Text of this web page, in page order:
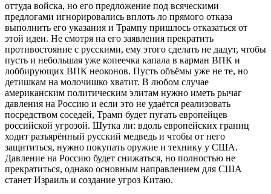
оттуда войска, но его предложение под всяческими
предлогами игнорировались вплоть ло прямого отказа
выполнить его указания и Трампу пришлось отказаться от
этой идеи. Не смотря на его заявления прекратить
противостояние с русскими, ему этого сделать не дадут, чтобы
пусть и небольшая уже копеечка капала в карман ВПК и
лоббирующих ВПК неоконов. Пусть объёмы уже не те, но
детишкам на молочишко хватит. В любом случае
американским политическим элитам нужно иметь рычаг
давления на Россию и если это не удаётся реализовать
посредством соседей, Трамп будет пугать европейцев
российской угрозой. Шутка ли: вдоль европейских границ
ходит разъярённый русский медведь и чтобы от него
защититься, нужно покупать оружие и технику у США.
Давление на Россию будет снижаться, но полностью не
прекратиться, однако основным направлением для США
станет Израиль и создание угроз Китаю.